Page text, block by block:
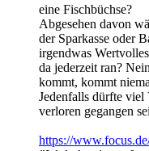
eine Fischbüchse?
Abgesehen davon
der Sparkasse oder
irgendwas
da jederzeit ran?
kommt, kommt
Jedenfalls dürfte viel
verloren gegangen
https://